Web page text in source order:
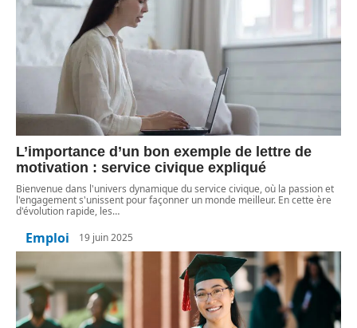
L’importance d’un bon exemple de lettre de
motivation : service civique expliqué
Bienvenue dans l'univers dynamique du service civique, où la passion et
l'engagement s'unissent pour façonner un monde meilleur. En cette ère
d'évolution rapide, les…
Emploi 19 juin 2025